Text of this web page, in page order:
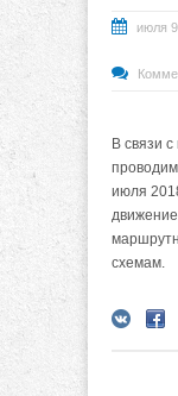
июля
В связи
июля
схемам.